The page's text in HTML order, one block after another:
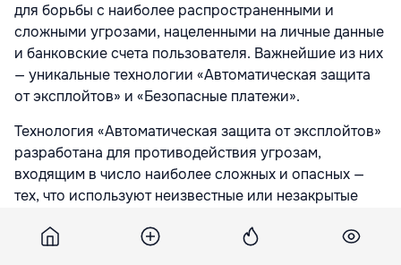
для борьбы с наиболее распространенными и
сложными угрозами, нацеленными на личные данные
и банковские счета пользователя. Важнейшие из них
— уникальные технологии «Автоматическая защита
от эксплойтов» и «Безопасные платежи».
Технология «Автоматическая защита от эксплойтов»
разработана для противодействия угрозам,
входящим в число наиболее сложных и опасных —
тех, что используют неизвестные или незакрытые
позволяет защитить пользователей продуктов